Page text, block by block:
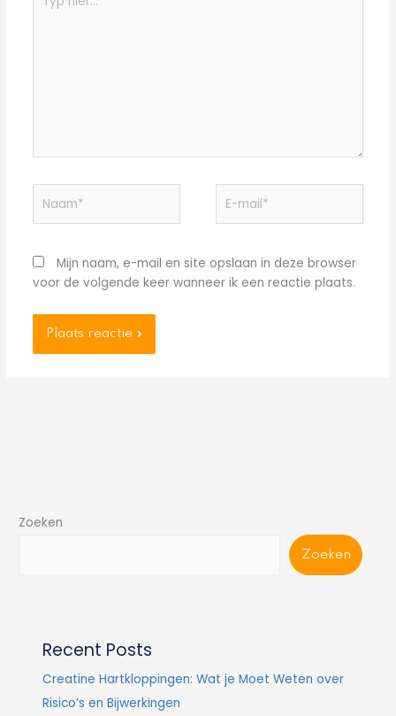
hier...
mail*
Mijn naam, e-mail en site opslaan in deze browser
voor de volgende keer wanneer ik een reactie plaats.
Zoeken
Zoeken
Recent Posts
Creatine Hartkloppingen: Wat je Moet Weten over
Risico’s en Bijwerkingen